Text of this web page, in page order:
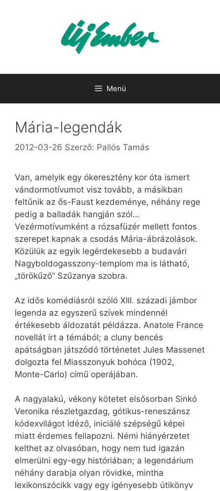
Menü
Mária-legendák
2012-03-26 Szerző: Pallós Tamás
Van, amelyik egy ókeresztény kor óta ismert
vándormotívumot visz tovább, a másikban
feltűnik az ős-Faust kezdeménye, néhány rege
pedig a balladák hangján szól…
Vezérmotívumként a rózsafüzér mellett fontos
szerepet kapnak a csodás Mária-ábrázolások.
Közülük az egyik legérdekesebb a budavári
Nagyboldogasszony-templom ma is látható,
„törökűző” Szűzanya szobra.
Az idős komédiásról szóló XIII. századi jámbor
legenda az egyszerű szívek mindennél
értékesebb áldozatát példázza. Anatole France
novellát írt a témából; a cluny bencés
apátságban játszódó történetet Jules Massenet
dolgozta fel Miasszonyuk bohóca (1902,
Monte-Carlo) című operájában.
A nagyalakú, vékony kötetet elsősorban Sinkó
Veronika részletgazdag, gótikus-reneszánsz
kódexvilágot idéző, iniciálé szépségű képei
miatt érdemes fellapozni. Némi hiányérzetet
kelthet az olvasóban, hogy nem tud igazán
elmerülni egy-egy históriában; a legendárium
néhány darabja olyan rövidke, mintha
lexikonszócikk vagy egy igényesebb útikönyv